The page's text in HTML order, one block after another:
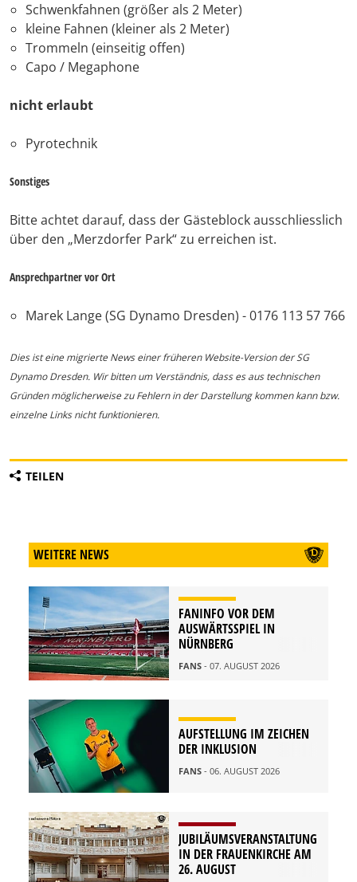
Schwenkfahnen (größer als 2 Meter)
kleine Fahnen (kleiner als 2 Meter)
Trommeln (einseitig offen)
Capo / Megaphone
nicht erlaubt
Pyrotechnik
Sonstiges
Bitte achtet darauf, dass der Gästeblock ausschliesslich
über den „Merzdorfer Park“ zu erreichen ist.
Ansprechpartner vor Ort
Marek Lange (SG Dynamo Dresden) - 0176 113 57 766
Dies ist eine migrierte News einer früheren Website-Version der SG
Dynamo Dresden. Wir bitten um Verständnis, dass es aus technischen
Gründen möglicherweise zu Fehlern in der Darstellung kommen kann bzw.
einzelne Links nicht funktionieren.
TEILEN
WEITERE NEWS
FANINFO VOR DEM
AUSWÄRTSSPIEL IN
NÜRNBERG
FANS - 07. AUGUST 2026
AUFSTELLUNG IM ZEICHEN
DER INKLUSION
FANS - 06. AUGUST 2026
JUBILÄUMSVERANSTALTUNG
IN DER FRAUENKIRCHE AM
26. AUGUST